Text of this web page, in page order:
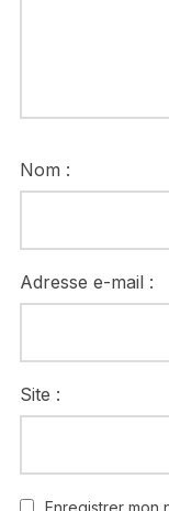
Nom :
Adresse e-mail :
Site :
Enregistrer mon